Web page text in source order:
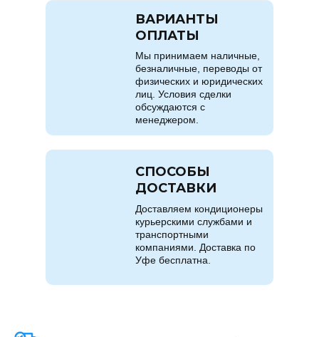
Мы принимаем наличные,
безналичные, переводы от
физических и юридических
лиц. Условия сделки
обсуждаются с
менеджером.
ВАРИАНТЫ
ОПЛАТЫ
Доставляем кондиционеры
курьерскими службами и
транспортными
компаниями. Доставка по
Уфе бесплатна.
СПОСОБЫ
ДОСТАВКИ